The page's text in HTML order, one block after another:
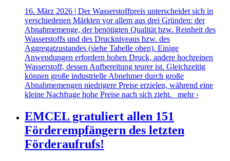
16. März 2026 | Der Wasserstoffpreis unterscheidet sich in
verschiedenen Märkten vor allem aus drei Gründen: der
Abnahmemenge, der benötigten Qualität bzw. Reinheit des
Wasserstoffs und des Druckniveaus bzw. des
Aggregatzustandes (siehe Tabelle oben). Einige
Anwendungen erfordern hohen Druck, andere hochreinen
Wasserstoff, dessen Aufbereitung teurer ist. Gleichzeitig
können große industrielle Abnehmer durch große
Abnahmemengen niedrigere Preise erzielen, während eine
kleine Nachfrage hohe Preise nach sich zieht. mehr ›
EMCEL gratuliert allen 151
Förderempfängern des letzten
Förderaufrufs!